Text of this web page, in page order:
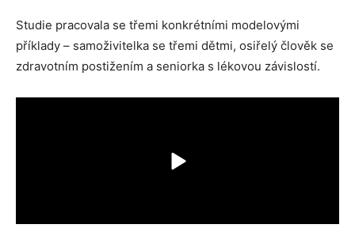
Studie pracovala se třemi konkrétními modelovými
příklady – samoživitelka se třemi dětmi, osiřelý člověk se
zdravotním postižením a seniorka s lékovou závislostí.